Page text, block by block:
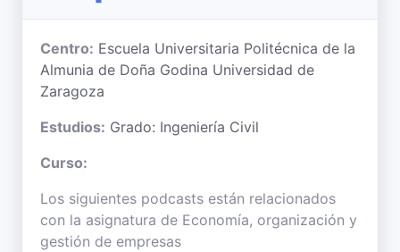
Centro: Escuela Universitaria Politécnica de la
Almunia de Doña Godina Universidad de
Zaragoza
Estudios: Grado: Ingeniería Civil
Curso:
Los siguientes podcasts están relacionados
con la asignatura de Economía, organización y
gestión de empresas